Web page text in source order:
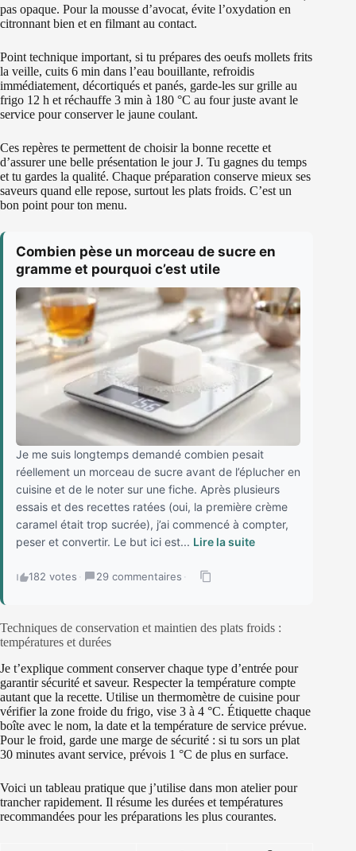
pas opaque. Pour la mousse d’avocat, évite l’oxydation en
citronnant bien et en filmant au contact.
Point technique important, si tu prépares des oeufs mollets frits
la veille, cuits 6 min dans l’eau bouillante, refroidis
immédiatement, décortiqués et panés, garde-les sur grille au
frigo 12 h et réchauffe 3 min à 180 °C au four juste avant le
service pour conserver le jaune coulant.
Ces repères te permettent de choisir la bonne recette et
d’assurer une belle présentation le jour J. Tu gagnes du temps
et tu gardes la qualité. Chaque préparation conserve mieux ses
saveurs quand elle repose, surtout les plats froids. C’est un
bon point pour ton menu.
Combien pèse un morceau de sucre en
gramme et pourquoi c’est utile
Je me suis longtemps demandé combien pesait
réellement un morceau de sucre avant de l’éplucher en
cuisine et de le noter sur une fiche. Après plusieurs
essais et des recettes ratées (oui, la première crème
caramel était trop sucrée), j’ai commencé à compter,
peser et convertir. Le but ici est... Lire la suite
182 votes · 29 commentaires ·
Techniques de conservation et maintien des plats froids :
températures et durées
Je t’explique comment conserver chaque type d’entrée pour
garantir sécurité et saveur. Respecter la température compte
autant que la recette. Utilise un thermomètre de cuisine pour
vérifier la zone froide du frigo, vise 3 à 4 °C. Étiquette chaque
boîte avec le nom, la date et la température de service prévue.
Pour le froid, garde une marge de sécurité : si tu sors un plat
30 minutes avant service, prévois 1 °C de plus en surface.
Voici un tableau pratique que j’utilise dans mon atelier pour
trancher rapidement. Il résume les durées et températures
recommandées pour les préparations les plus courantes.